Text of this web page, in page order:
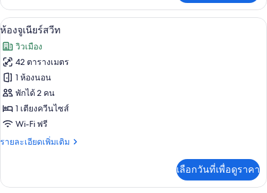
เกี่ยว
กับ
ห้อง
(Prestige
Topazz)
เปิด
ภาพถ่าย
ทั้งหมด
ของ
ห้อง
จู
เนียร์
สวีท
เครื่องนอนระดับพรีเมียม, ผ้านวมขนเ
6
ห้องจูเนียร์สวีท
วิวเมือง
42 ตารางเมตร
1 ห้องนอน
พักได้ 2 คน
1 เตียงควีนไซส์
Wi-Fi ฟรี
รายละเอียดเพิ่มเติม
ราย
เกี่ยว
เลือกวันที่เพื่อดูราคา